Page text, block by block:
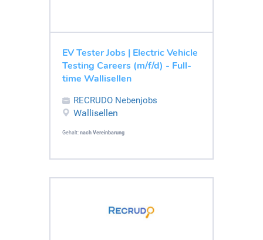
EV Tester Jobs | Electric Vehicle
Testing Careers (m/f/d) - Full-
time Wallisellen
RECRUDO Nebenjobs
Wallisellen
Gehalt: nach Vereinbarung